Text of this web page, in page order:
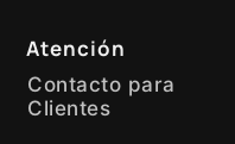
Atención
Contacto para
Clientes